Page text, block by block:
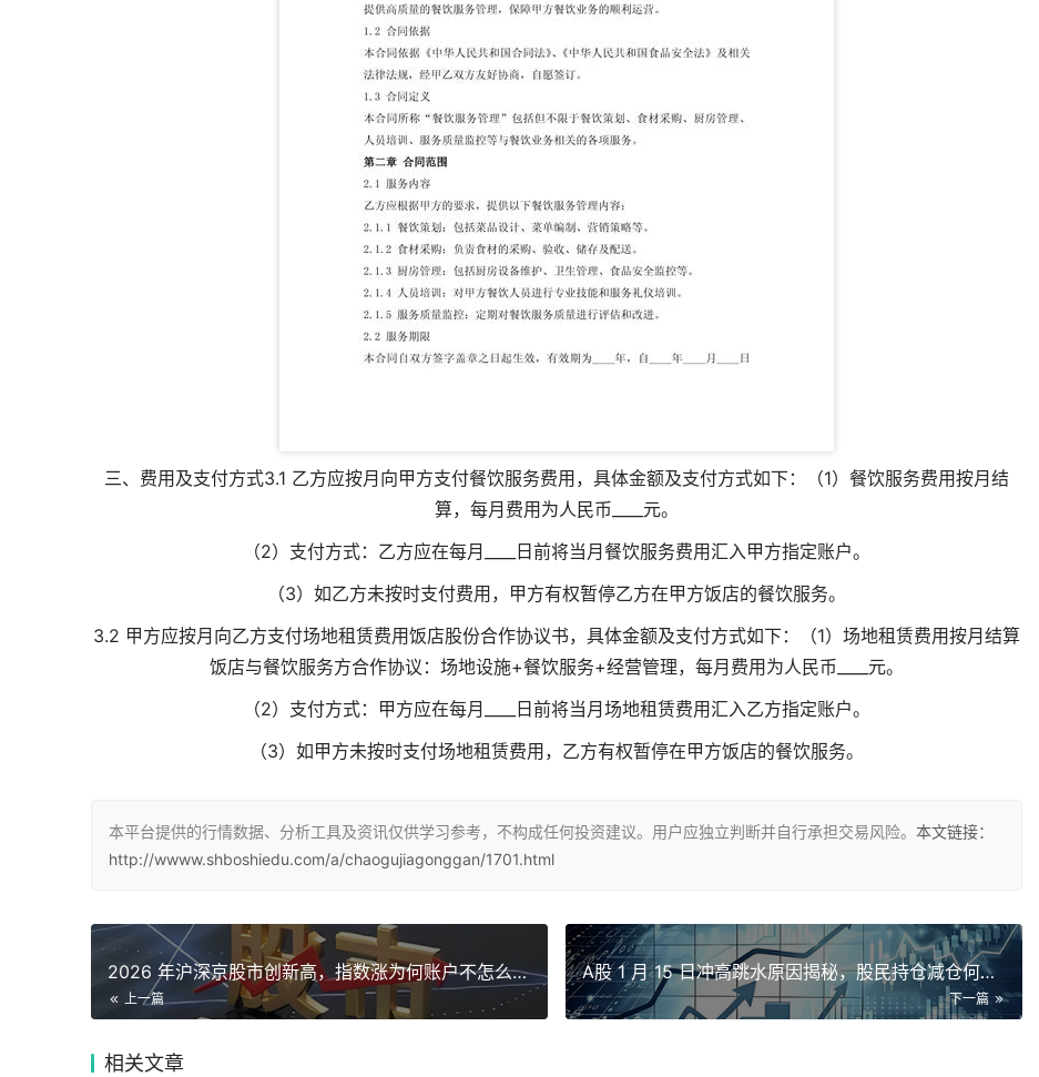
三、费用及支付方式3.1 乙方应按月向甲方支付餐饮服务费用，具体金额及支付方式如下：（1）餐饮服务费用按月结
算，每月费用为人民币____元。
（2）支付方式：乙方应在每月____日前将当月餐饮服务费用汇入甲方指定账户。
（3）如乙方未按时支付费用，甲方有权暂停乙方在甲方饭店的餐饮服务。
3.2 甲方应按月向乙方支付场地租赁费用饭店股份合作协议书，具体金额及支付方式如下：（1）场地租赁费用按月结算
饭店与餐饮服务方合作协议：场地设施+餐饮服务+经营管理，每月费用为人民币____元。
（2）支付方式：甲方应在每月____日前将当月场地租赁费用汇入乙方指定账户。
（3）如甲方未按时支付场地租赁费用，乙方有权暂停在甲方饭店的餐饮服务。
本平台提供的行情数据、分析工具及资讯仅供学习参考，不构成任何投资建议。用户应独立判断并自行承担交易风险。 本文链接：
http://wwww.shboshiedu.com/a/chaogujiagonggan/1701.html
2026 年沪深京股市创新高，指数涨为何账户不怎么赚钱？
上一篇
A股 1 月 15 日冲高跳水原因揭秘，股民持仓减仓何去何从
下一篇
相关文章